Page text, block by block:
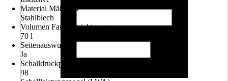
Material Mähdeck
Stahlblech
Volumen Fangvorrichtung
70 l
Seitenauswurf
Ja
Schalldruckpegel (LpA)
98